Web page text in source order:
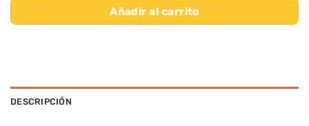
Añadir al carrito
DESCRIPCIÓN